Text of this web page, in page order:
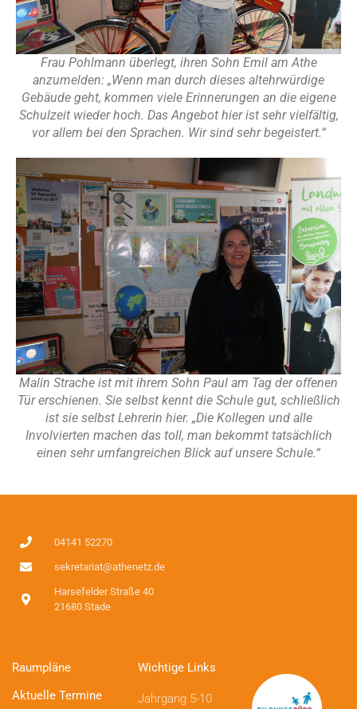
Frau Pohlmann überlegt, ihren Sohn Emil am Athe
anzumelden: „Wenn man durch dieses altehrwürdige
Gebäude geht, kommen viele Erinnerungen an die eigene
Schulzeit wieder hoch. Das Angebot hier ist sehr vielfältig,
vor allem bei den Sprachen. Wir sind sehr begeistert.“
Malin Strache ist mit ihrem Sohn Paul am Tag der offenen
Tür erschienen. Sie selbst kennt die Schule gut, schließlich
ist sie selbst Lehrerin hier. „Die Kollegen und alle
Involvierten machen das toll, man bekommt tatsächlich
einen sehr umfangreichen Blick auf unsere Schule.“
04141 52270
sekretariat@athenetz.de
Harsefelder Straße 40
21680 Stade
Raumpläne
Aktuelle Termine
Wichtige Links
Jahrgang 5-10